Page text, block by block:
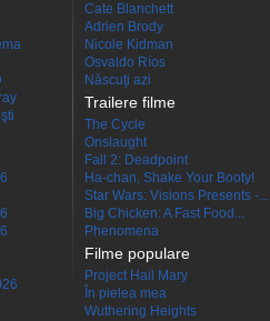
Cate Blanchett
Adrien Brody
Nicole Kidman
Osvaldo Ríos
Născuţi azi
Trailere filme
The Cycle
Onslaught
Fall 2: Deadpoint
Ha-chan, Shake Your Booty!
Star Wars: Visions Presents -...
Big Chicken: A Fast Food...
Phenomena
Filme populare
Project Hail Mary
În pielea mea
Wuthering Heights